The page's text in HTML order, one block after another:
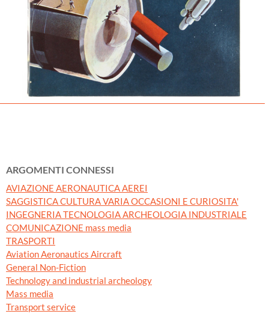
ARGOMENTI CONNESSI
AVIAZIONE AERONAUTICA AEREI
SAGGISTICA CULTURA VARIA OCCASIONI E CURIOSITA'
INGEGNERIA TECNOLOGIA ARCHEOLOGIA INDUSTRIALE
COMUNICAZIONE mass media
TRASPORTI
Aviation Aeronautics Aircraft
General Non-Fiction
Technology and industrial archeology
Mass media
Transport service